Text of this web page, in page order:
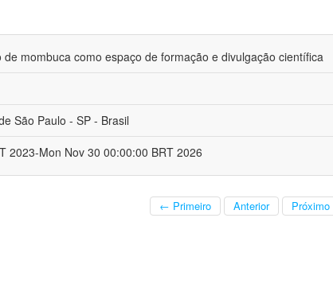
de mombuca como espaço de formação e divulgação científica
São Paulo - SP - Brasil
2023-Mon Nov 30 00:00:00 BRT 2026
← Primeiro Anterior Próximo